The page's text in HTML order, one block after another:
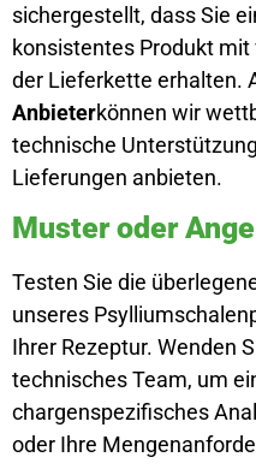
sichergestellt, dass Sie
konsistentes Produkt
der Lieferkette erhalten.
Anbieterkönnen wir
technische
Lieferungen anbieten.
Muster oder
Testen Sie die
unseres
Ihrer Rezeptur. Wenden
technisches Team, um
chargenspezifisches
oder Ihre